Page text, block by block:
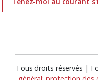
Tenez-moi au courant
Tous droits réservés |